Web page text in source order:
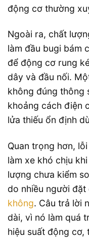
động cơ thường
Ngoài ra, chất
làm đầu bugi bám
để động cơ rung
dây và đầu nối.
không đúng thông
khoảng cách điện
lửa thiếu ổn định
Quan trọng hơn,
làm xe khó chịu
lượng chưa kiểm
do nhiều người đặt
không. Câu trả lời
dài, vì nó làm quá
hiệu suất động cơ,